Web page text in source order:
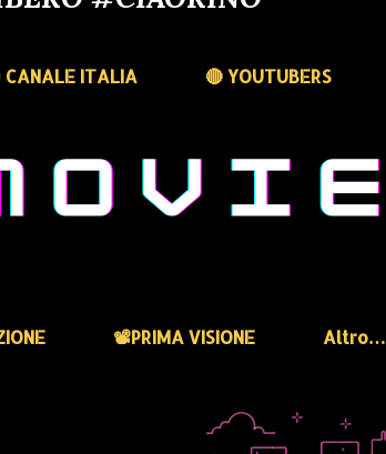
CANALE ITALIA 🔴 YOUTUBERS
📽️PRIMA VISIONE Altro…